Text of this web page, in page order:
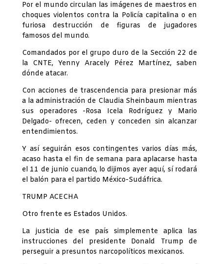
Por el mundo circulan las imágenes de maestros en
choques violentos contra la Policía capitalina o en
furiosa destrucción de figuras de jugadores
famosos del mundo.
Comandados por el grupo duro de la Sección 22 de
la CNTE, Yenny Aracely Pérez Martínez, saben
dónde atacar.
Con acciones de trascendencia para presionar más
a la administración de Claudia Sheinbaum mientras
sus operadores -Rosa Icela Rodríguez y Mario
Delgado- ofrecen, ceden y conceden sin alcanzar
entendimientos.
Y así seguirán esos contingentes varios días más,
acaso hasta el fin de semana para aplacarse hasta
el 11 de junio cuando, lo dijimos ayer aquí, sí rodará
el balón para el partido México-Sudáfrica.
TRUMP ACECHA
Otro frente es Estados Unidos.
La justicia de ese país simplemente aplica las
instrucciones del presidente Donald Trump de
perseguir a presuntos narcopolíticos mexicanos.